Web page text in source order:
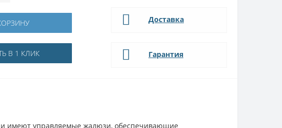
В 1 КЛИК
Доставка
Гарантия
имеют управляемые жалюзи, обеспечивающие